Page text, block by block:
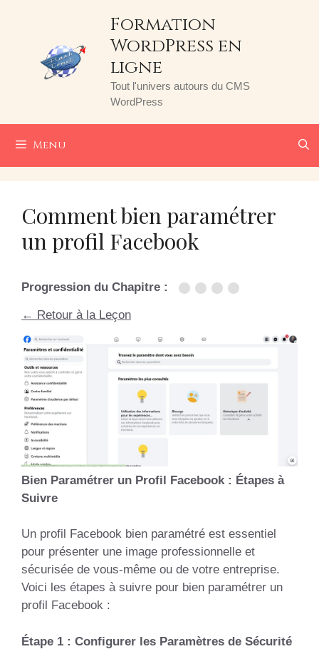
Formation
WordPress en
ligne
Tout l'univers autours du CMS
WordPress
Menu
Comment bien paramétrer
un profil Facebook
Progression du Chapitre :
← Retour à la Leçon
Bien Paramétrer un Profil Facebook : Étapes à
Suivre
Un profil Facebook bien paramétré est essentiel
pour présenter une image professionnelle et
sécurisée de vous-même ou de votre entreprise.
Voici les étapes à suivre pour bien paramétrer un
profil Facebook :
Étape 1 : Configurer les Paramètres de Sécurité